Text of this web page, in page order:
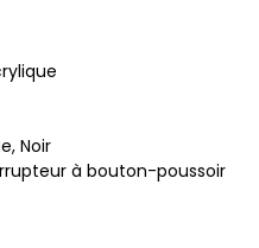
Noir
à bouton-poussoir